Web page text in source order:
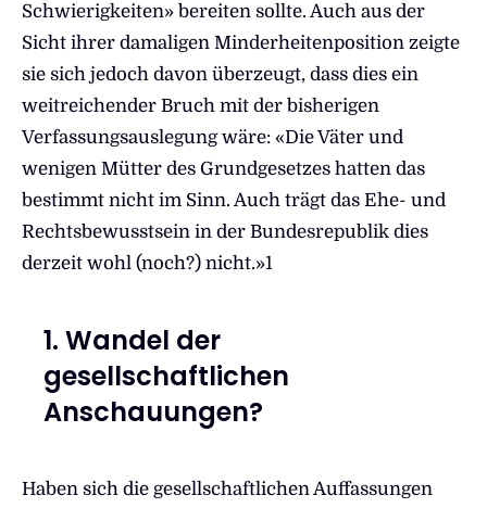
Schwierigkeiten» bereiten sollte. Auch aus der
Sicht ihrer damaligen Minderheitenposition zeigte
sie sich jedoch davon überzeugt, dass dies ein
weitreichender Bruch mit der bisherigen
Verfassungsauslegung wäre: «Die Väter und
wenigen Mütter des Grundgesetzes hatten das
bestimmt nicht im Sinn. Auch trägt das Ehe- und
Rechtsbewusstsein in der Bundesrepublik dies
derzeit wohl (noch?) nicht.»1
1. Wandel der
gesellschaftlichen
Anschauungen?
Haben sich die gesellschaftlichen Auffassungen